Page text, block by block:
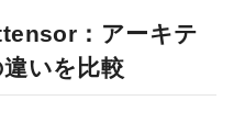
：アーキテ
いを比較